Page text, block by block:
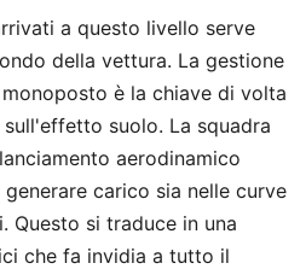
a questo livello serve
della vettura. La gestione
è la chiave di volta
suolo. La squadra
aerodinamico
carico sia nelle curve
Questo si traduce in una
che fa invidia a tutto il